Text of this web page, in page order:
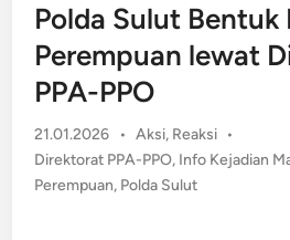
Polda Sulut
Perempuan lewat
PPA-PPO
21.01.2026 • Posted
in
Aksi, Reaksi •
Direktorat PPA-PPO, Info Kejadian
Perempuan, Polda Sulut